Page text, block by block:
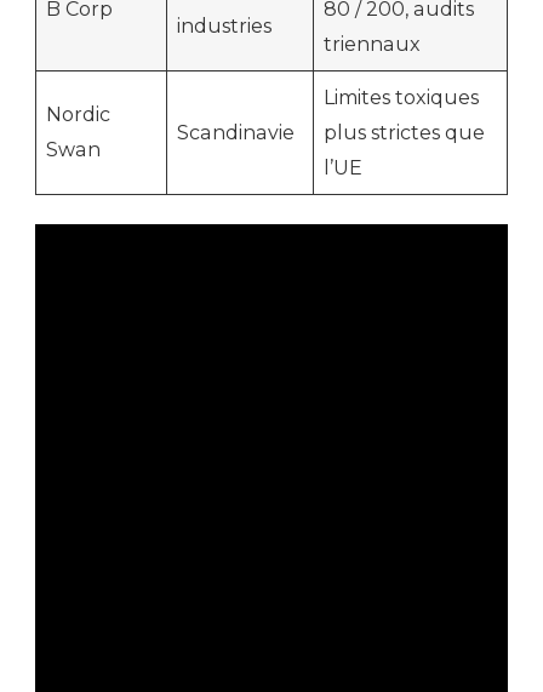
B Corp
industries
80 / 200, audits
triennaux
Nordic
Swan
Scandinavie
Limites toxiques
plus strictes que
l’UE